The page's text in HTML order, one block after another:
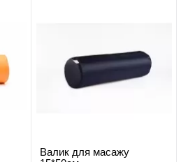
Валик для масажу